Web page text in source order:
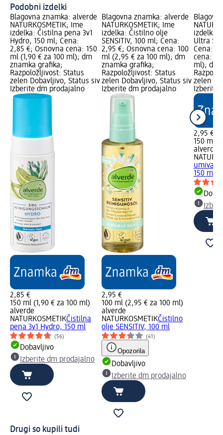
Podobni izdelki
Blagovna znamka: alverde
NATURKOSMETIK; Ime
izdelka: Čistilna pena 3v1
Hydro, 150 ml; Cena:
2,85 €; Osnovna cena: 150
ml (1,90 € za 100 ml); dm
znamka grafika;
Razpoložljivost: Status
zelen Dobavljivo, Status siv
Izberite dm prodajalno
2,85 €
150 ml (1,90 € za 100 ml)
alverde
NATURKOSMETIKČistilna
pena 3v1 Hydro, 150 ml
(56)
Dobavljivo
Izberite dm prodajalno
Blagovna znamka: alverde
NATURKOSMETIK; Ime
izdelka: Čistilno olje
SENSITIV, 100 ml; Cena:
2,95 €; Osnovna cena: 100
ml (2,95 € za 100 ml); dm
znamka grafika;
Razpoložljivost: Status
zelen Dobavljivo, Status siv
Izberite dm prodajalno
2,95 €
100 ml (2,95 € za 100 ml)
alverde
NATURKOSMETIKČistilno
olje SENSITIV, 100 ml
(41)
Opozorila
Dobavljivo
Izberite dm prodajalno
izdelka:
Ultra
Cena:
cena:
ml); dm
zelen
Izberite
2,95 €
150 ml
alverde
150 ml
Drugi so kupili tudi